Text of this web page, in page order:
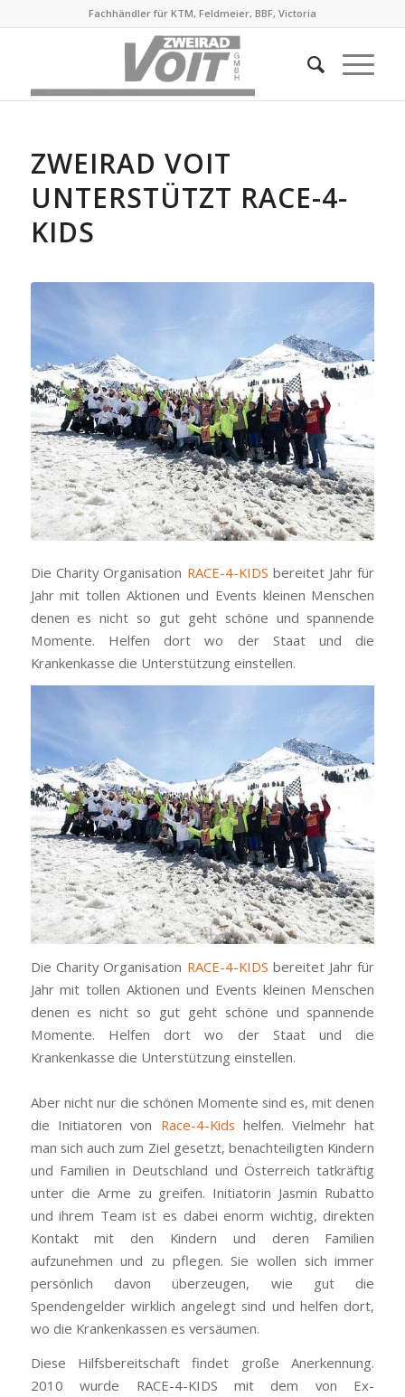
Fachhändler für KTM, Feldmeier, BBF, Victoria
ZWEIRAD VOIT
UNTERSTÜTZT RACE-4-
KIDS
Die Charity Organisation RACE-4-KIDS bereitet Jahr für
Jahr mit tollen Aktionen und Events kleinen Menschen
denen es nicht so gut geht schöne und spannende
Momente. Helfen dort wo der Staat und die
Krankenkasse die Unterstützung einstellen.
Die Charity Organisation RACE-4-KIDS bereitet Jahr für
Jahr mit tollen Aktionen und Events kleinen Menschen
denen es nicht so gut geht schöne und spannende
Momente. Helfen dort wo der Staat und die
Krankenkasse die Unterstützung einstellen.
Aber nicht nur die schönen Momente sind es, mit denen
die Initiatoren von Race-4-Kids helfen. Vielmehr hat
man sich auch zum Ziel gesetzt, benachteiligten Kindern
und Familien in Deutschland und Österreich tatkräftig
unter die Arme zu greifen. Initiatorin Jasmin Rubatto
und ihrem Team ist es dabei enorm wichtig, direkten
Kontakt mit den Kindern und deren Familien
aufzunehmen und zu pflegen. Sie wollen sich immer
persönlich davon überzeugen, wie gut die
Spendengelder wirklich angelegt sind und helfen dort,
wo die Krankenkassen es versäumen.
Diese Hilfsbereitschaft findet große Anerkennung.
2010 wurde RACE-4-KIDS mit dem von Ex-